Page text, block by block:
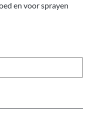
en voor sprayen